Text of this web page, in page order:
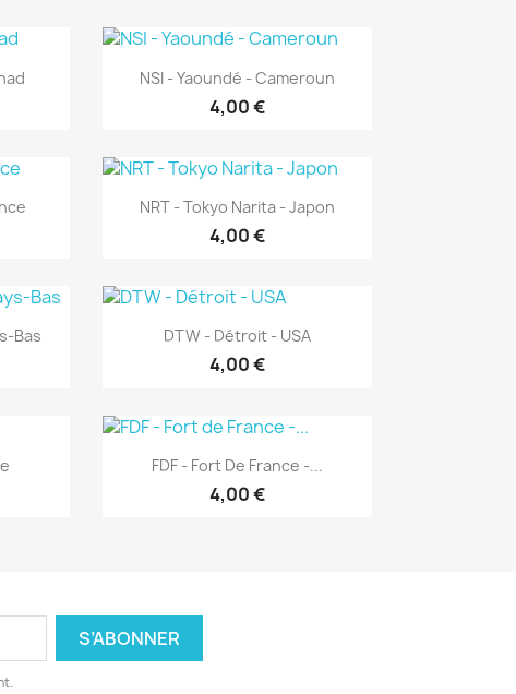
Aperçu rapide
NSI - Yaoundé - Cameroun
4,00 €
Aperçu rapide
NRT - Tokyo Narita - Japon
4,00 €
Bas Aperçu rapide
DTW - Détroit - USA
4,00 €
Aperçu rapide
FDF - Fort De France -...
4,00 €